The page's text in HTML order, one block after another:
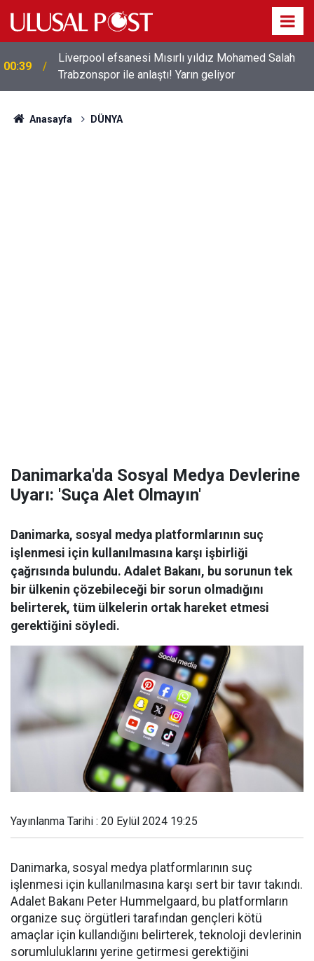
00:39
Liverpool efsanesi Mısırlı yıldız Mohamed Salah
Trabzonspor ile anlaştı! Yarın geliyor
Anasayfa DÜNYA
Danimarka'da Sosyal Medya Devlerine
Uyarı: 'Suça Alet Olmayın'
Danimarka, sosyal medya platformlarının suç
işlenmesi için kullanılmasına karşı işbirliği
çağrısında bulundu. Adalet Bakanı, bu sorunun tek
bir ülkenin çözebileceği bir sorun olmadığını
belirterek, tüm ülkelerin ortak hareket etmesi
gerektiğini söyledi.
Yayınlanma Tarihi : 20 Eylül 2024 19:25
Danimarka, sosyal medya platformlarının suç
işlenmesi için kullanılmasına karşı sert bir tavır takındı.
Adalet Bakanı Peter Hummelgaard, bu platformların
organize suç örgütleri tarafından gençleri kötü
amaçlar için kullandığını belirterek, teknoloji devlerinin
sorumluluklarını yerine getirmesi gerektiğini